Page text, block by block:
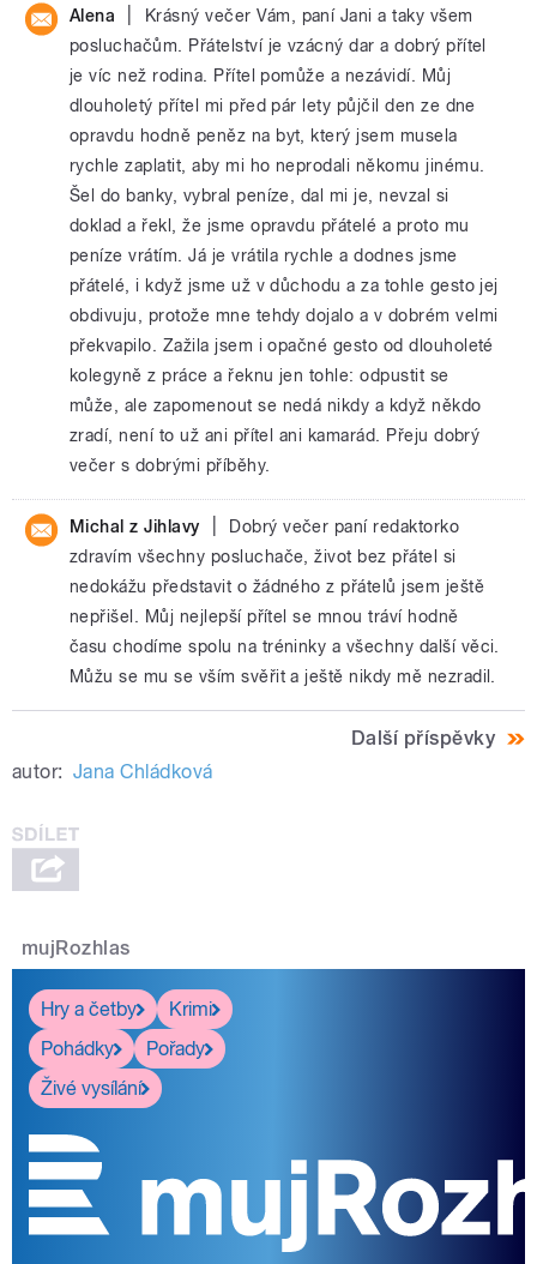
Alena
Krásný večer Vám, paní Jani a taky všem
posluchačům. Přátelství je vzácný dar a dobrý přítel
je víc než rodina. Přítel pomůže a nezávidí. Můj
dlouholetý přítel mi před pár lety půjčil den ze dne
opravdu hodně peněz na byt, který jsem musela
rychle zaplatit, aby mi ho neprodali někomu jinému.
Šel do banky, vybral peníze, dal mi je, nevzal si
doklad a řekl, že jsme opravdu přátelé a proto mu
peníze vrátím. Já je vrátila rychle a dodnes jsme
přátelé, i když jsme už v důchodu a za tohle gesto jej
obdivuju, protože mne tehdy dojalo a v dobrém velmi
překvapilo. Zažila jsem i opačné gesto od dlouholeté
kolegyně z práce a řeknu jen tohle: odpustit se
může, ale zapomenout se nedá nikdy a když někdo
zradí, není to už ani přítel ani kamarád. Přeju dobrý
večer s dobrými příběhy.
Michal z Jihlavy
Dobrý večer paní redaktorko
zdravím všechny posluchače, život bez přátel si
nedokážu představit o žádného z přátelů jsem ještě
nepřišel. Můj nejlepší přítel se mnou tráví hodně
času chodíme spolu na tréninky a všechny další věci.
Můžu se mu se vším svěřit a ještě nikdy mě nezradil.
Další příspěvky
autor: Jana Chládková
mujRozhlas
Hry a četby
Krimi
Pohádky
Pořady
Živé vysílání